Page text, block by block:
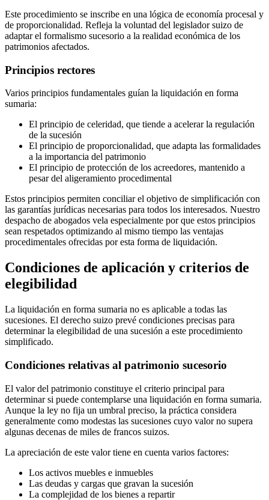
Este procedimiento se inscribe en una lógica de economía procesal y
de proporcionalidad. Refleja la voluntad del legislador suizo de
adaptar el formalismo sucesorio a la realidad económica de los
patrimonios afectados.
Principios rectores
Varios principios fundamentales guían la liquidación en forma
sumaria:
El principio de celeridad, que tiende a acelerar la regulación
de la sucesión
El principio de proporcionalidad, que adapta las formalidades
a la importancia del patrimonio
El principio de protección de los acreedores, mantenido a
pesar del aligeramiento procedimental
Estos principios permiten conciliar el objetivo de simplificación con
las garantías jurídicas necesarias para todos los interesados. Nuestro
despacho de abogados vela especialmente por que estos principios
sean respetados optimizando al mismo tiempo las ventajas
procedimentales ofrecidas por esta forma de liquidación.
Condiciones de aplicación y criterios de
elegibilidad
La liquidación en forma sumaria no es aplicable a todas las
sucesiones. El derecho suizo prevé condiciones precisas para
determinar la elegibilidad de una sucesión a este procedimiento
simplificado.
Condiciones relativas al patrimonio sucesorio
El valor del patrimonio constituye el criterio principal para
determinar si puede contemplarse una liquidación en forma sumaria.
Aunque la ley no fija un umbral preciso, la práctica considera
generalmente como modestas las sucesiones cuyo valor no supera
algunas decenas de miles de francos suizos.
La apreciación de este valor tiene en cuenta varios factores:
Los activos muebles e inmuebles
Las deudas y cargas que gravan la sucesión
La complejidad de los bienes a repartir